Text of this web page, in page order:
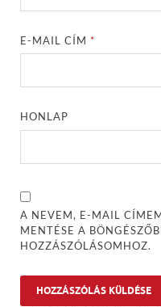
E-MAIL CÍM*
HONLAP
A NEVEM, E-MAIL
MENTÉSE A
HOZZÁSZÓLÁSOMHOZ.